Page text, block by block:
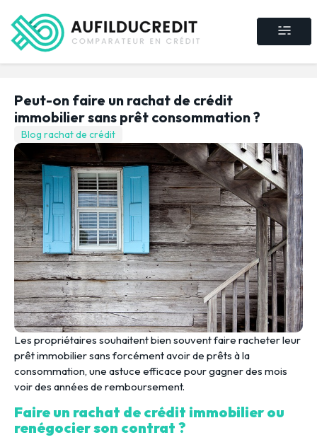
Peut-on faire un rachat de crédit
immobilier sans prêt consommation ?
Blog rachat de crédit
Les propriétaires souhaitent bien souvent faire racheter leur
prêt immobilier sans forcément avoir de prêts à la
consommation, une astuce efficace pour gagner des mois
voir des années de remboursement.
Faire un rachat de crédit immobilier ou
renégocier son contrat ?